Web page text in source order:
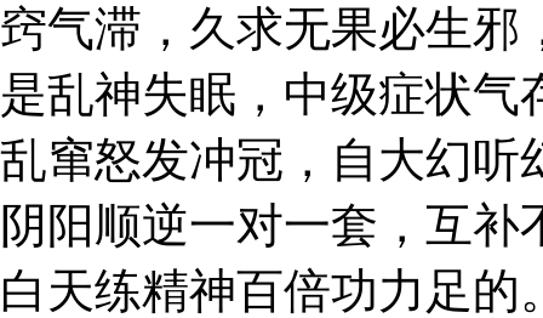
窍气滞，久求无果必生邪
是乱神失眠，中级症状
乱窜怒发冲冠，自大幻听
阴阳顺逆一对一套，互
白天练精神百倍功力足